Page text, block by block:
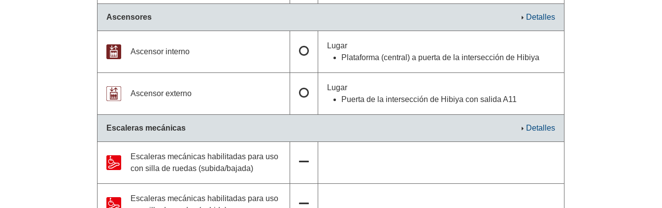
Ascensores Detalles
Ascensor interno
Lugar
Plataforma (central) a puerta de la intersección de Hibiya
Ascensor externo
Lugar
Puerta de la intersección de Hibiya con salida A11
Escaleras mecánicas Detalles
Escaleras mecánicas habilitadas para uso
con silla de ruedas (subida/bajada)
Escaleras mecánicas habilitadas para uso